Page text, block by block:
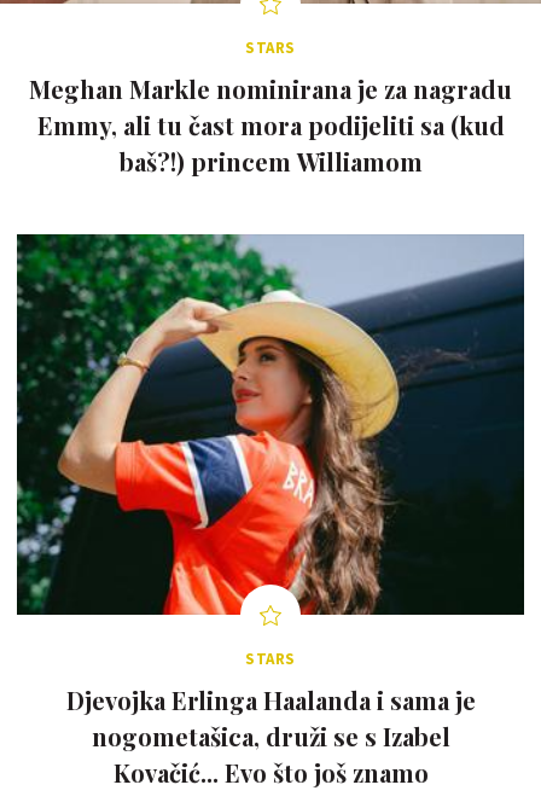
STARS
Meghan Markle nominirana je za nagradu
Emmy, ali tu čast mora podijeliti sa (kud
baš?!) princem Williamom
STARS
Djevojka Erlinga Haalanda i sama je
nogometašica, druži se s Izabel
Kovačić... Evo što još znamo